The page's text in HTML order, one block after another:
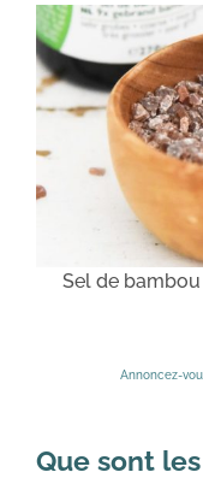
Sel de
Annoncez-
Que sont